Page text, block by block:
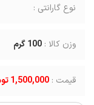
نوع گارانتی :
وزن کالا : 100گرم
قیمت : 1,500,000 تومان